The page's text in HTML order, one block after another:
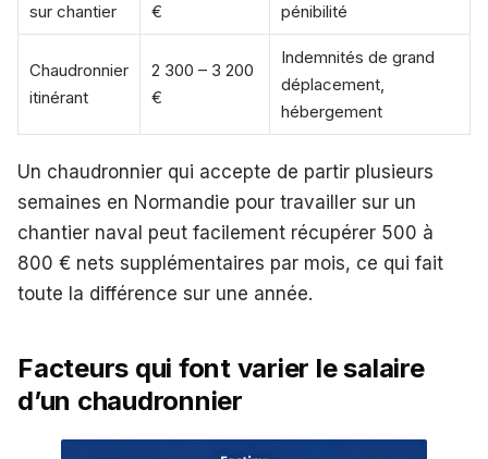
sur chantier
€
pénibilité
Chaudronnier
itinérant
2 300 – 3 200
€
Indemnités de grand
déplacement,
hébergement
Un chaudronnier qui accepte de partir plusieurs
semaines en Normandie pour travailler sur un
chantier naval peut facilement récupérer 500 à
800 € nets supplémentaires par mois, ce qui fait
toute la différence sur une année.
Facteurs qui font varier le salaire
d’un chaudronnier